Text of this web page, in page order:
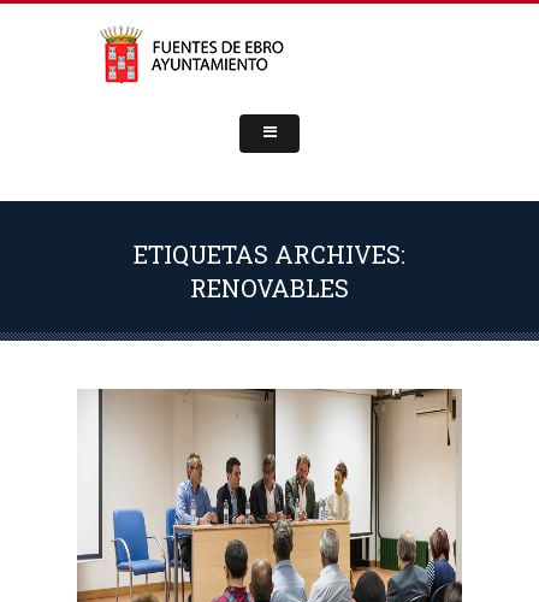
ETIQUETAS ARCHIVES:
RENOVABLES